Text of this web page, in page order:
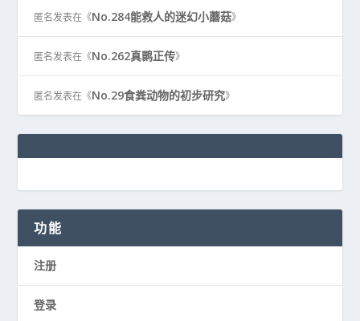
匿名发表在《No.284能救人的迷幻小蘑菇》
匿名发表在《No.262真鹮正传》
匿名发表在《No.29食粪动物的初步研究》
功能
注册
登录